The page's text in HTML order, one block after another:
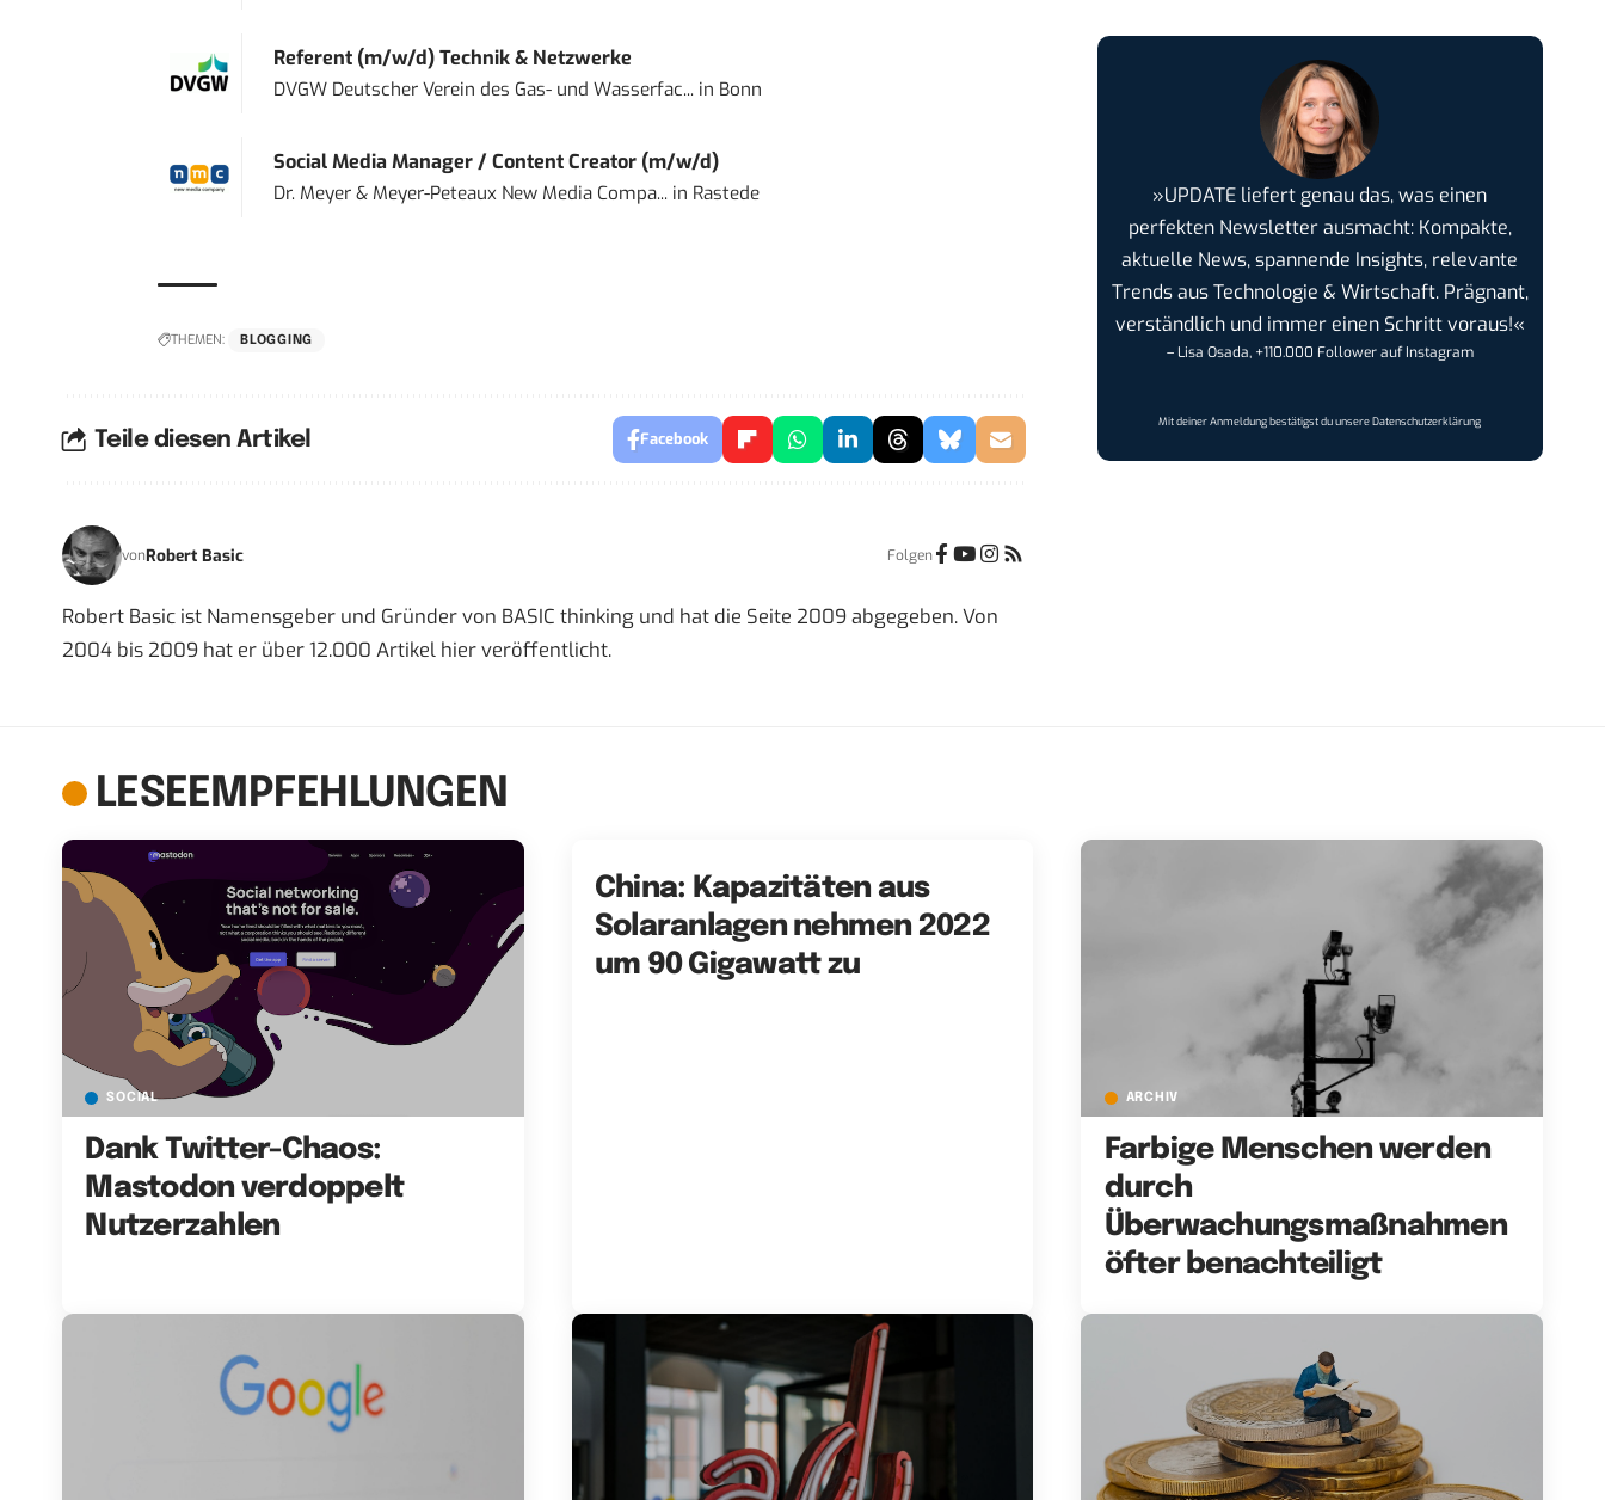
Referent (m/w/d) Technik & Netzwerke
DVGW Deutscher Verein des Gas- und Wasserfac...in Bonn
Social Media Manager / Content Creator (m/w/d)
Dr. Meyer & Meyer-Peteaux New Media Compa...in Rastede
THEMEN: BLOGGING
Teile diesen Artikel Facebook
vonRobert Basic Folgen
Robert Basic ist Namensgeber und Gründer von BASIC thinking und hat die Seite 2009 abgegeben. Von
2004 bis 2009 hat er über 12.000 Artikel hier veröffentlicht.
»UPDATE liefert genau das, was einen
perfekten Newsletter ausmacht: Kompakte,
aktuelle News, spannende Insights, relevante
Trends aus Technologie & Wirtschaft. Prägnant,
verständlich und immer einen Schritt voraus!«
– Lisa Osada, +110.000 Follower auf Instagram
Mit deiner Anmeldung bestätigst du unsereDatenschutzerklärung
LESEEMPFEHLUNGEN
SOCIAL
Dank Twitter-Chaos:
Mastodon verdoppelt
Nutzerzahlen
China: Kapazitäten aus
Solaranlagen nehmen 2022
um 90 Gigawatt zu
ARCHIV
Farbige Menschen werden
durch
Überwachungsmaßnahmen
öfter benachteiligt